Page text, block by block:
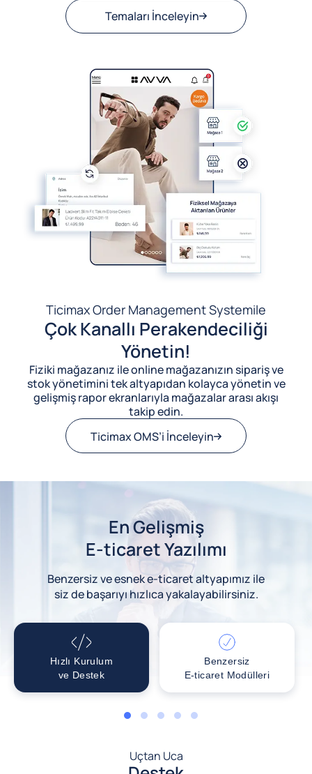
Temaları İnceleyin
Ticimax Order Management Systemile
Çok Kanallı Perakendeciliği
Yönetin!
Fiziki mağazanız ile online mağazanızın sipariş ve
stok yönetimini tek altyapıdan kolayca yönetin ve
gelişmiş rapor ekranlarıyla mağazalar arası akışı
takip edin.
Ticimax OMS’i İnceleyin
En Gelişmiş
E-ticaret Yazılımı
Benzersiz ve esnek e-ticaret altyapımız ile
siz de başarıyı hızlıca yakalayabilirsiniz.
Hızlı Kurulum
ve Destek
Benzersiz
E-ticaret Modülleri
1 2 3 4 5
Uçtan Uca